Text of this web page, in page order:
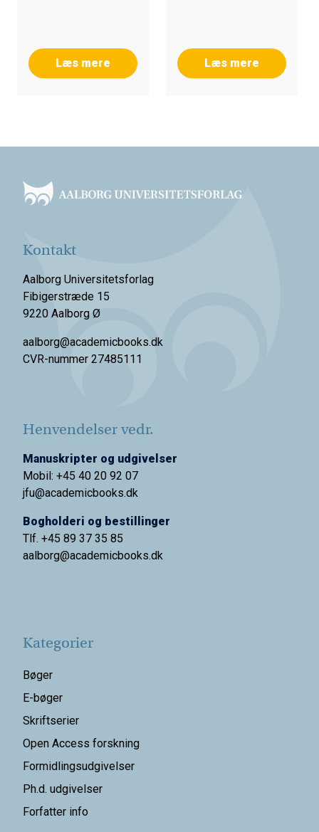
Læs mere Læs mere
Kontakt
Aalborg Universitetsforlag
Fibigerstræde 15
9220 Aalborg Ø
aalborg@academicbooks.dk
CVR-nummer 27485111
Henvendelser vedr.
Manuskripter og udgivelser
Mobil: +45 40 20 92 07
jfu@academicbooks.dk
Bogholderi og bestillinger
Tlf. +45 89 37 35 85
aalborg@academicbooks.dk
Kategorier
Bøger
E-bøger
Skriftserier
Open Access forskning
Formidlingsudgivelser
Ph.d. udgivelser
Forfatter info